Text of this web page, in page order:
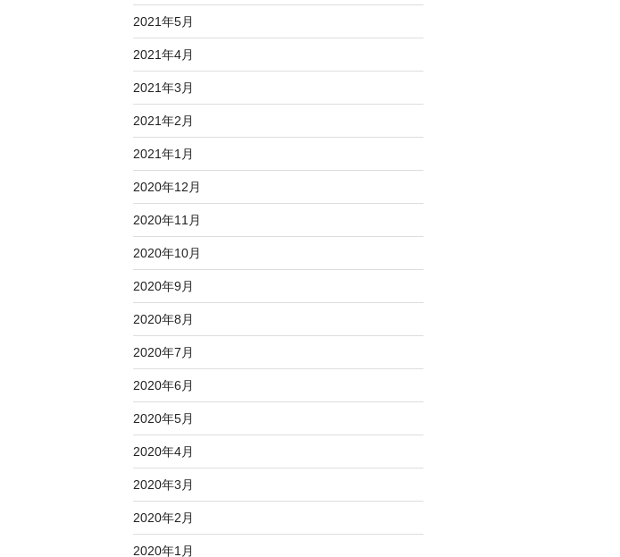
2021年5月
2021年4月
2021年3月
2021年2月
2021年1月
2020年12月
2020年11月
2020年10月
2020年9月
2020年8月
2020年7月
2020年6月
2020年5月
2020年4月
2020年3月
2020年2月
2020年1月